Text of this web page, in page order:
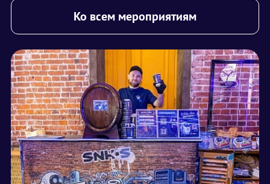
Ко всем мероприятиям